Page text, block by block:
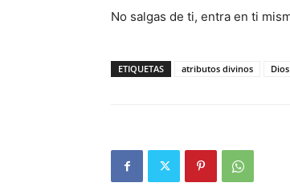
No salgas de ti, entra en ti
ETIQUETAS atributos divinos Dios